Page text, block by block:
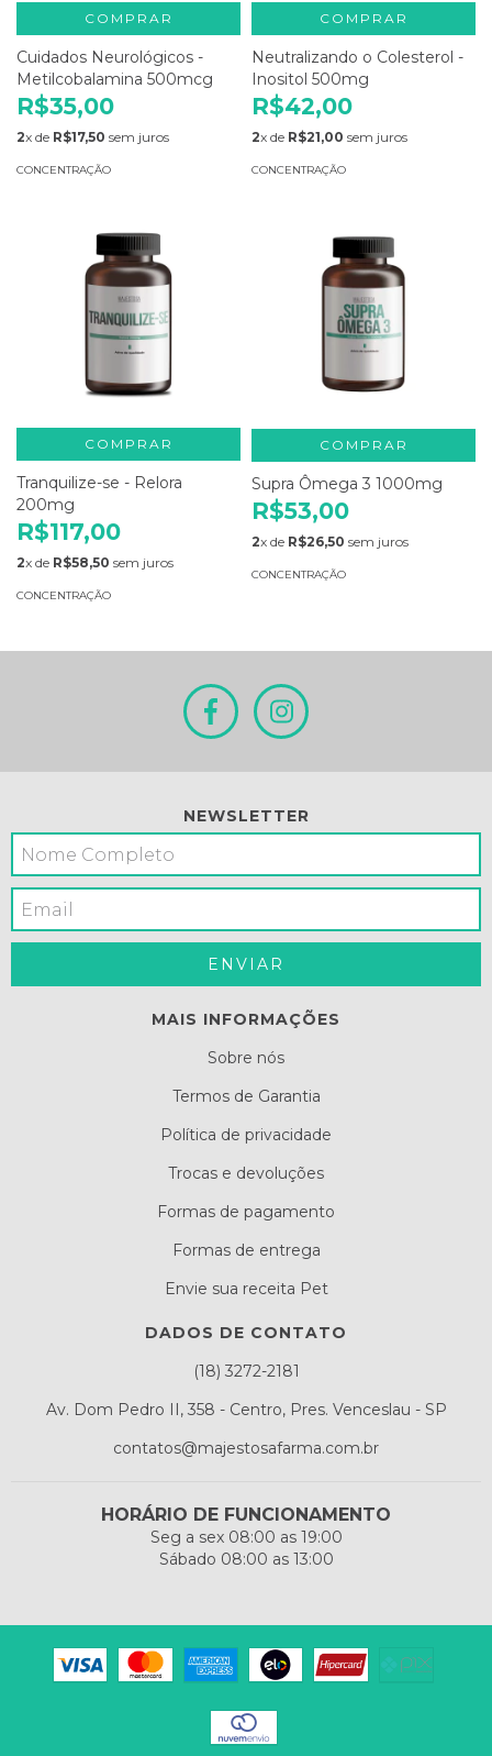
COMPRAR
Cuidados Neurológicos -
Metilcobalamina 500mcg
R$35,00
2x de R$17,50 sem juros
CONCENTRAÇÃO
COMPRAR
Neutralizando o Colesterol -
Inositol 500mg
R$42,00
2x de R$21,00 sem juros
CONCENTRAÇÃO
COMPRAR
Tranquilize-se - Relora
200mg
R$117,00
2x de R$58,50 sem juros
CONCENTRAÇÃO
COMPRAR
Supra Ômega 3 1000mg
R$53,00
2x de R$26,50 sem juros
CONCENTRAÇÃO
NEWSLETTER
MAIS INFORMAÇÕES
Sobre nós
Termos de Garantia
Política de privacidade
Trocas e devoluções
Formas de pagamento
Formas de entrega
Envie sua receita Pet
DADOS DE CONTATO
(18) 3272-2181
Av. Dom Pedro II, 358 - Centro, Pres. Venceslau - SP
contatos@majestosafarma.com.br
HORÁRIO DE FUNCIONAMENTO
Seg a sex 08:00 as 19:00
Sábado 08:00 as 13:00